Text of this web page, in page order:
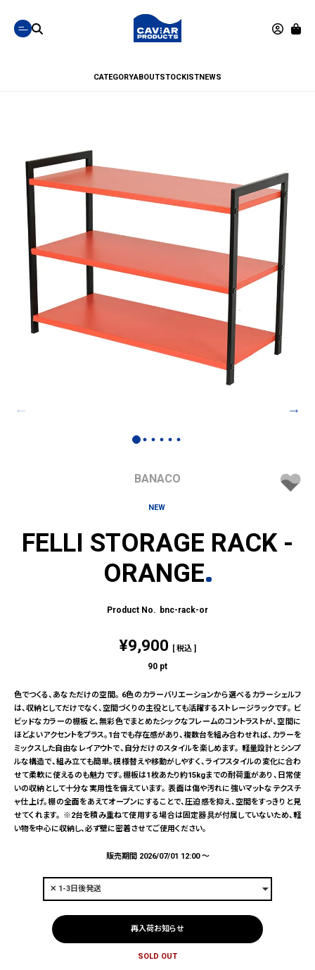
CATEGORYABOUTSTOCKISTNEWS
BANACO
NEW
FELLI STORAGE RACK -
ORANGE
bnc-rack-or
¥9,900 税込
90 pt
色でつくる、あなただけの空間。 6色のカラーバリエーションから選べるカラーシェルフ
は、収納としてだけでなく、空間づくりの主役としても活躍するストレージラックです。 ビ
ビッドなカラーの棚板と、無彩色でまとめたシックなフレームのコントラストが、空間に
ほどよいアクセントをプラス。1台でも存在感があり、複数台を組み合わせれば、カラーを
ミックスした自由なレイアウトで、自分だけのスタイルを楽しめます。 軽量設計とシンプ
ルな構造で、組み立ても簡単。模様替えや移動がしやすく、ライフスタイルの変化に合わ
せて柔軟に使えるのも魅力です。棚板は1枚あたり約15kgまでの耐荷重があり、日常使
いの収納として十分な実用性を備えています。 表面は傷や汚れに強いマットなテクスチ
ャ仕上げ。棚の全面をあえてオープンにすることで、圧迫感を抑え、空間をすっきりと見
せてくれます。 ※2台を積み重ねて使用する場合は固定器具が付属していないため、軽
い物を中心に収納し、必ず壁に密着させてご使用ください。
販売期間 2026/07/01 12:00〜
再入荷お知らせ
SOLD OUT